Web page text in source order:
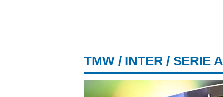
TMW / INTER / SERIE A